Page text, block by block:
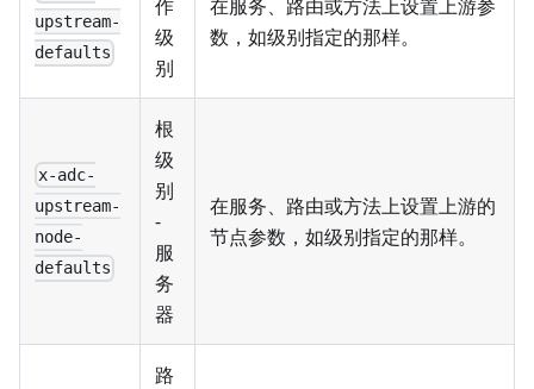
upstream-
defaults
作
级
别
在服务、路由或方法上设置上游参
数，如级别指定的那样。
x-adc-
upstream-
node-
defaults
根
级
别
-
服
务
器
在服务、路由或方法上设置上游的
节点参数，如级别指定的那样。
路